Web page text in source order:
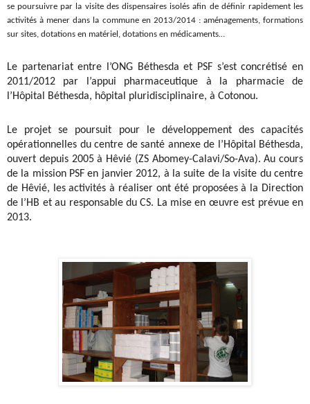
se poursuivre par la visite des dispensaires isolés afin de définir rapidement les
activités à mener dans la commune en 2013/2014 : aménagements, formations
sur sites, dotations en matériel, dotations en médicaments…
Le partenariat entre l’ONG Béthesda et PSF s’est concrétisé en
2011/2012 par l’appui pharmaceutique à la pharmacie de
l’Hôpital Béthesda, hôpital pluridisciplinaire, à Cotonou.
Le projet se poursuit pour le développement des capacités
opérationnelles du centre de santé annexe de l’Hôpital Béthesda,
ouvert depuis 2005 à Hêvié (ZS Abomey-Calavi/So-Ava). Au cours
de la mission PSF en janvier 2012, à la suite de la visite du centre
de Hêvié, les activités à réaliser ont été proposées à la Direction
de l’HB et au responsable du CS. La mise en œuvre est prévue en
2013.